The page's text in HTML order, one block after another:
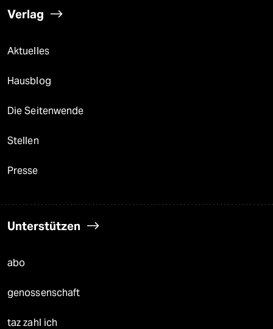
Verlag
Aktuelles
Hausblog
Die Seitenwende
Stellen
Presse
Unterstützen
abo
genossenschaft
taz zahl ich